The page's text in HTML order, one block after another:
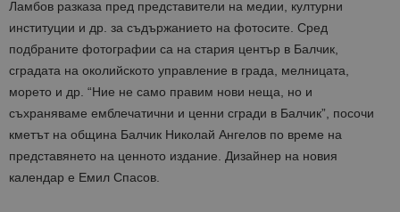
Ламбов разказа пред представители на медии, културни
институции и др. за съдържанието на фотосите. Сред
подбраните фотографии са на стария център в Балчик,
сградата на околийското управление в града, мелницата,
морето и др. “Ние не само правим нови неща, но и
съхраняваме емблечатични и ценни сгради в Балчик”, посочи
кметът на община Балчик Николай Ангелов по време на
представянето на ценното издание. Дизайнер на новия
календар е Емил Спасов.